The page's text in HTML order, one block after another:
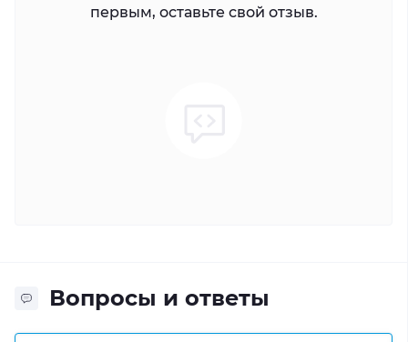
первым, оставьте свой отзыв.
Вопросы и ответы